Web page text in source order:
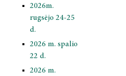
2026m.
rugsėjo 24-25
d.
2026 m. spalio
22 d.
2026 m.